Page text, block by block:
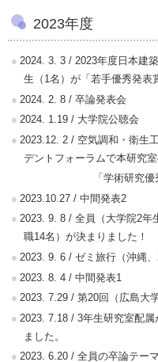
2023年度
2024. 3. 3 / 2023年度日本建
生（1名）が「若手優秀発表
2024. 2. 8 / 卒論発表会
2024. 1.19 / 大学院公聴会
2023.12. 2 / 空気調和・衛生
デントフォーラムで本研究
「学術研究優秀発表
2023.10.27 / 中間発表2
2023. 9. 8 / 全員（大学院2年
職14名）が決まりました！
2023. 9. 6 / ゼミ旅行（沖縄、
2023. 8. 4 / 中間発表1
2023. 7.29 / 第20回（広島大
2023. 7.18 / 3年生研究室配
ました。
2023. 6.20 / 全員の卒論テー